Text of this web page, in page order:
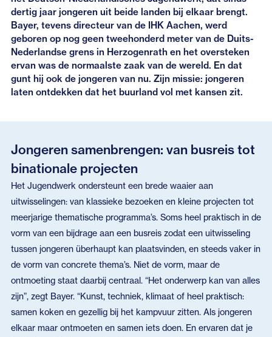
dertig jaar jongeren uit beide landen bij elkaar brengt.
Bayer, tevens directeur van de IHK Aachen, werd
geboren op nog geen tweehonderd meter van de Duits-
Nederlandse grens in Herzogenrath en het oversteken
ervan was de normaalste zaak van de wereld. En dat
gunt hij ook de jongeren van nu. Zijn missie: jongeren
laten ontdekken dat het buurland vol met kansen zit.
Jongeren samenbrengen: van busreis tot
binationale projecten
Het Jugendwerk ondersteunt een brede waaier aan
uitwisselingen: van klassieke bezoeken en kleine projecten tot
meerjarige thematische programma’s. Soms heel praktisch in de
vorm van een bijdrage aan een busreis zodat een uitwisseling
tussen jongeren überhaupt kan plaatsvinden, en steeds vaker in
de vorm van concrete thema’s. Niet de vorm, maar de
ontmoeting staat daarbij centraal. “Het onderwerp kan van alles
zijn”, zegt Bayer. “Kunst, techniek, klimaat of heel praktisch:
samen koken en gezellig bij het kampvuur zitten. Als jongeren
elkaar maar ontmoeten en samen iets doen. En ervaren dat je